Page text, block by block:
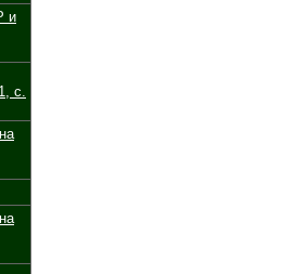
и
с.